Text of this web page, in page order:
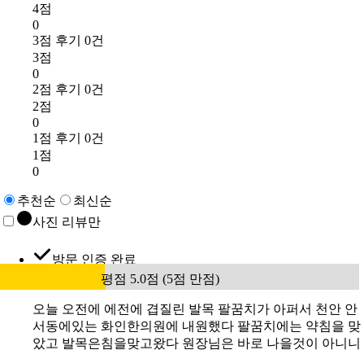
4점
0
3점 후기 0건
3점
0
2점 후기 0건
2점
0
1점 후기 0건
1점
0
추천순
최신순
사진 리뷰만
방문 인증 완료
평점 5.0점 (5점 만점)
오늘 오전에 에전에 겹질린 발목 팔꿈치가 아퍼서 천안 안
서동에있는 화인한의원에 내원했다 팔꿈치에는 약침을 맞
았고 발목은침을맞고왔다 원장님은 바로 나을것이 아니니